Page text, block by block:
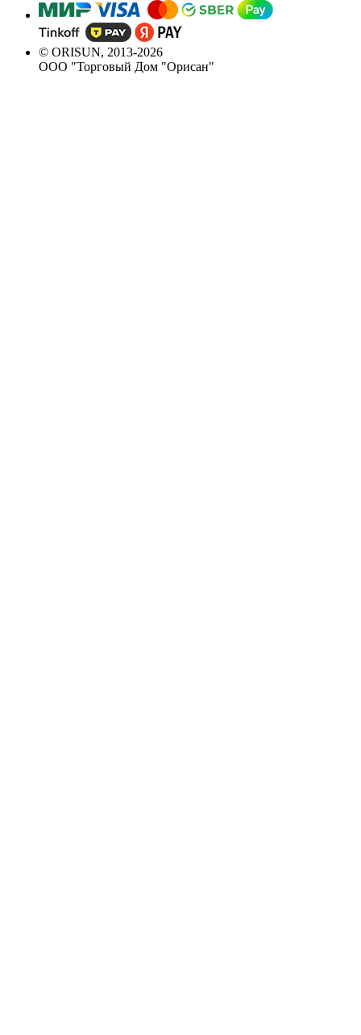
© ORISUN, 2013-2026
ООО "Торговый Дом "Орисан"